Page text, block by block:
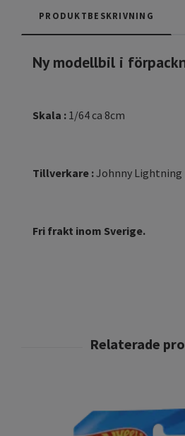
PRODUKTBESKRIVNING
Ny modellbil i
Skala : 1/64 ca 8cm
Tillverkare :Johnny Lightning
Fri frakt inom Sverige.